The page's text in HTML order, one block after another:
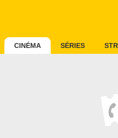
CINÉMA SÉRIES